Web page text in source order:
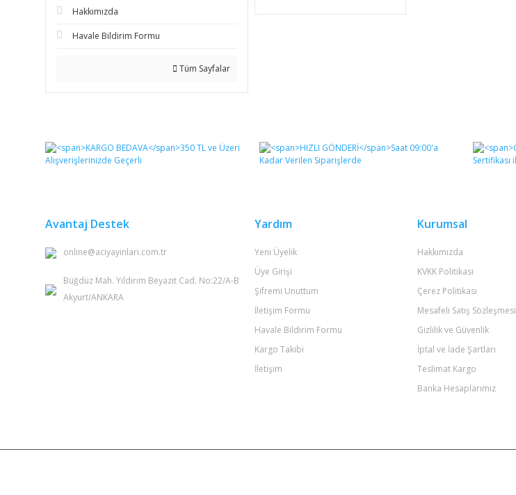
Hakkımızda
Havale Bildirim Formu
Tüm Sayfalar
Avantaj Destek
online@aciyayinlari.com.tr
Büğdüz Mah. Yıldırım Beyazıt Cad. No:22/A-B
Akyurt/ANKARA
Yardım
Yeni Üyelik
Üye Girişi
Şifremi Unuttum
İletişim Formu
Havale Bildirim Formu
Kargo Takibi
İletişim
Kurumsal
Hakkımızda
KVKK Politikası
Çerez Politikası
Mesafeli Satış Sözleşmesi
Gizlilik ve Güvenlik
İptal ve İade Şartları
Teslimat Kargo
Banka Hesaplarımız